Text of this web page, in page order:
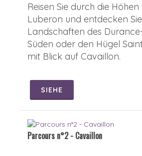
Reisen Sie durch die
Luberon und entdecken
Landschaften des
Süden oder den Hügel
mit Blick auf Cavaillon.
SIEHE
Parcours n°2 - Cavaillon